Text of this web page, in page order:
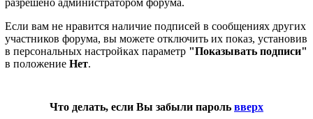
разрешено администратором форума.
Если вам не нравится наличие подписей в сообщениях других
участников форума, вы можете отключить их показ, установив
в персональных настройках параметр "Показывать подписи"
в положение Нет.
Что делать, если Вы забыли пароль вверх